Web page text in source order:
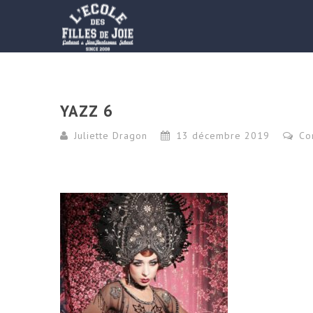
YAZZ 6
Juliette Dragon 13 décembre 2019